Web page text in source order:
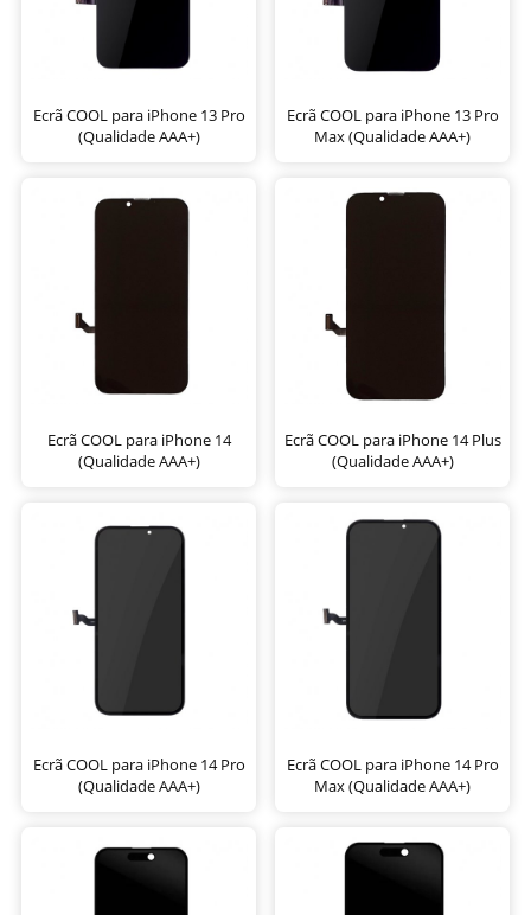
Ecrã COOL para iPhone 13 Pro
(Qualidade AAA+)
Ecrã COOL para iPhone 13 Pro
Max (Qualidade AAA+)
Ecrã COOL para iPhone 14
(Qualidade AAA+)
Ecrã COOL para iPhone 14 Plus
(Qualidade AAA+)
Ecrã COOL para iPhone 14 Pro
(Qualidade AAA+)
Ecrã COOL para iPhone 14 Pro
Max (Qualidade AAA+)